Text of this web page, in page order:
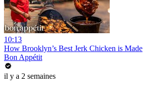
10:13
How Brooklyn’s Best Jerk Chicken is Made
Bon Appétit
il y a 2 semaines